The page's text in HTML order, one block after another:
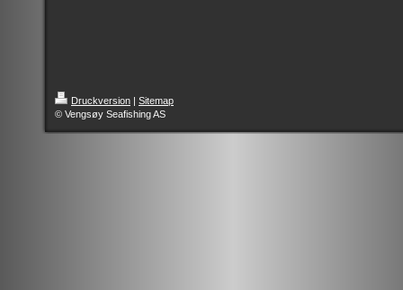
Druckversion | Sitemap
© Vengsøy Seafishing AS